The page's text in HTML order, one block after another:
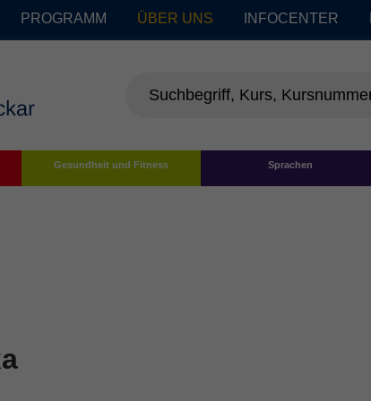
PROGRAMM ÜBER UNS INFOCENTER
Gesundheit und Fitness Sprachen